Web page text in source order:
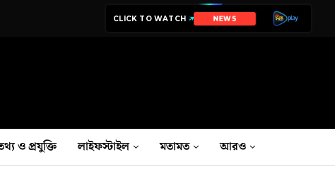
CLICK TO WATCH FILMS
ও প্রযুক্তি লাইফস্টাইল মতামত আরও